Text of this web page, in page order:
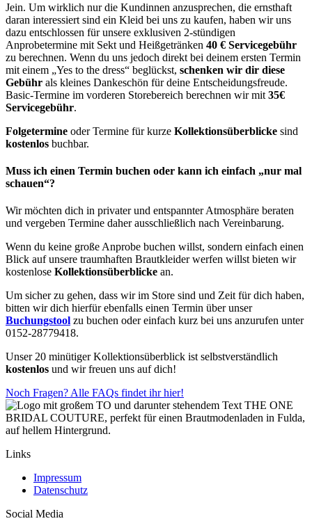
Jein. Um wirklich nur die Kundinnen anzusprechen, die ernsthaft
daran interessiert sind ein Kleid bei uns zu kaufen, haben wir uns
dazu entschlossen für unsere exklusiven 2-stündigen
Anprobetermine mit Sekt und Heißgetränken 40 € Servicegebühr
zu berechnen. Wenn du uns jedoch direkt bei deinem ersten Termin
mit einem „Yes to the dress“ beglückst, schenken wir dir diese
Gebühr als kleines Dankeschön für deine Entscheidungsfreude.
Basic-Termine im vorderen Storebereich berechnen wir mit 35€
Servicegebühr.
Folgetermine oder Termine für kurze Kollektionsüberblicke sind
kostenlos buchbar.
Muss ich einen Termin buchen oder kann ich einfach „nur mal
schauen“?
Wir möchten dich in privater und entspannter Atmosphäre beraten
und vergeben Termine daher ausschließlich nach Vereinbarung.
Wenn du keine große Anprobe buchen willst, sondern einfach einen
Blick auf unsere traumhaften Brautkleider werfen willst bieten wir
kostenlose Kollektionsüberblicke an.
Um sicher zu gehen, dass wir im Store sind und Zeit für dich haben,
bitten wir dich hierfür ebenfalls einen Termin über unser
Buchungstool zu buchen oder einfach kurz bei uns anzurufen unter
0152-28779418.
Unser 20 minütiger Kollektionsüberblick ist selbstverständlich
kostenlos und wir freuen uns auf dich!
Noch Fragen? Alle FAQs findet ihr hier!
Links
Impressum
Datenschutz
Social Media